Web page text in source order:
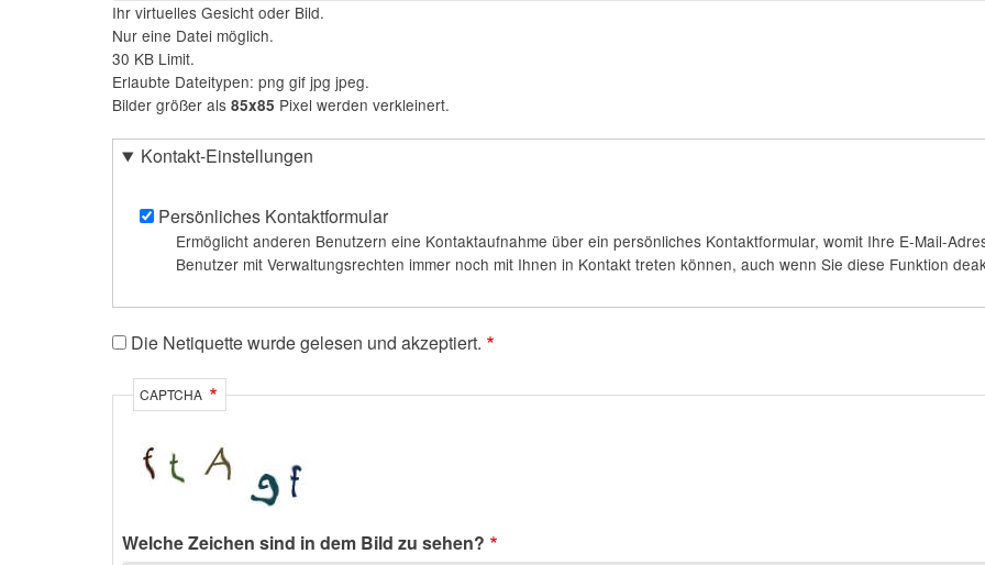
Ihr virtuelles Gesicht oder Bild.
Nur eine Datei möglich.
30 KB Limit.
Erlaubte Dateitypen: png gif jpg jpeg.
Bilder größer als 85x85 Pixel werden verkleinert.
Kontakt-Einstellungen
Persönliches Kontaktformular
Ermöglicht anderen Benutzern eine Kontaktaufnahme über ein persönliches Kontaktformular, womit Ihre E-Mail-
Benutzer mit Verwaltungsrechten immer noch mit Ihnen in Kontakt treten können, auch wenn Sie diese Funktion
Die Netiquette wurde gelesen und akzeptiert.
CAPTCHA
Welche Zeichen sind in dem Bild zu sehen?